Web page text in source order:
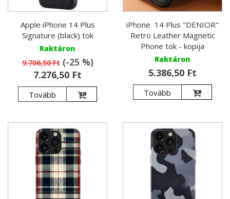
Apple iPhone 14 Plus
Signature (black) tok
Raktáron
9.706,50 Ft(-25 %)
7.276,50 Ft
Tovább
iPhone 14 Plus "DENIOR"
Retro Leather Magnetic
Phone tok - kopija
Raktáron
5.386,50 Ft
Tovább